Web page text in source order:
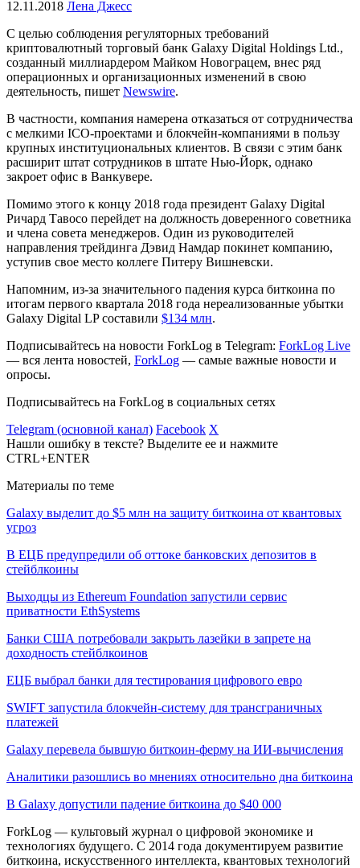
12.11.2018 Лена Джесс
С целью соблюдения регуляторных требований
криптовалютный торговый банк Galaxy Digital Holdings Ltd.,
созданный миллиардером Майком Новограцем, внес ряд
операционных и организационных изменений в свою
деятельность, пишет Newswire.
В частности, компания намерена отказаться от сотрудничества
с мелкими ICO-проектами и блокчейн-компаниями в пользу
крупных институциональных клиентов. В связи с этим банк
расширит штат сотрудников в штате Нью-Йорк, однако
закроет офис в Ванкувере.
Помимо этого к концу 2018 года президент Galaxy Digital
Ричард Тавосо перейдет на должность доверенного советника
и члена совета менеджеров. Один из руководителей
направления трейдинга Дэвид Намдар покинет компанию,
уступив свое место коллеге Питеру Вишневски.
Напомним, из-за значительного падения курса биткоина по
итогам первого квартала 2018 года нереализованные убытки
Galaxy Digital LP составили $134 млн.
Подписывайтесь на новости ForkLog в Telegram: ForkLog Live
— вся лента новостей, ForkLog — самые важные новости и
опросы.
Подписывайтесь на ForkLog в социальных сетях
Telegram (основной канал) Facebook X
Нашли ошибку в тексте? Выделите ее и нажмите
CTRL+ENTER
Материалы по теме
Galaxy выделит до $5 млн на защиту биткоина от квантовых
угроз
В ЕЦБ предупредили об оттоке банковских депозитов в
стейблкоины
Выходцы из Ethereum Foundation запустили сервис
приватности EthSystems
Банки США потребовали закрыть лазейки в запрете на
доходность стейблкоинов
ЕЦБ выбрал банки для тестирования цифрового евро
SWIFT запустила блокчейн-систему для трансграничных
платежей
Galaxy перевела бывшую биткоин-ферму на ИИ-вычисления
Аналитики разошлись во мнениях относительно дна биткоина
В Galaxy допустили падение биткоина до $40 000
ForkLog — культовый журнал о цифровой экономике и
технологиях будущего. С 2014 года документируем развитие
биткоина, искусственного интеллекта, квантовых технологий